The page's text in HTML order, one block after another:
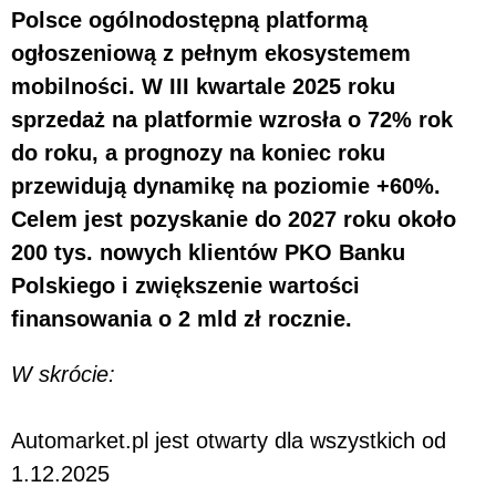
Polsce ogólnodostępną platformą
ogłoszeniową z pełnym ekosystemem
mobilności. W III kwartale 2025 roku
sprzedaż na platformie wzrosła o 72% rok
do roku, a prognozy na koniec roku
przewidują dynamikę na poziomie +60%.
Celem jest pozyskanie do 2027 roku około
200 tys. nowych klientów PKO Banku
Polskiego i zwiększenie wartości
finansowania o 2 mld zł rocznie.
W skrócie:
Automarket.pl jest otwarty dla wszystkich od
1.12.2025